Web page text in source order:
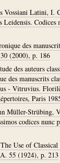
Vossiani Latini, I.
Codices
des
(2000), p. 186
des auteurs
des manuscrits
- Vitruvius.
Paris
Müller-Strübing,
codices nunc
Use of
55 (1924), p. 213